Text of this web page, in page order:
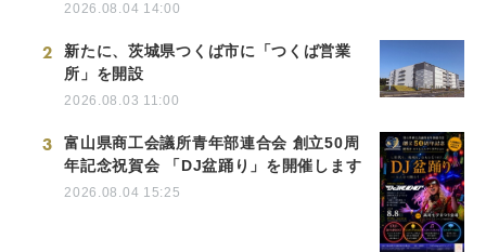
2026.08.04 14:00
2
新たに、茨城県つくば市に「つくば営業
所」を開設
2026.08.03 11:00
3
富山県商工会議所青年部連合会 創立50周
年記念祝賀会 「DJ盆踊り」を開催します
2026.08.04 15:25